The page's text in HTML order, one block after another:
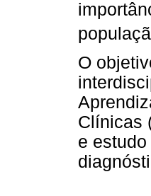
O
Clínicas
e